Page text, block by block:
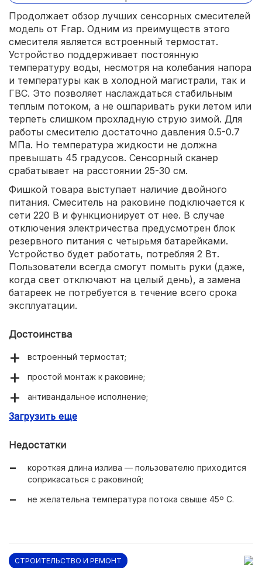
Продолжает обзор лучших сенсорных смесителей
модель от Frap. Одним из преимуществ этого
смесителя является встроенный термостат.
Устройство поддерживает постоянную
температуру воды, несмотря на колебания напора
и температуры как в холодной магистрали, так и
ГВС. Это позволяет наслаждаться стабильным
теплым потоком, а не ошпаривать руки летом или
терпеть слишком прохладную струю зимой. Для
работы смесителю достаточно давления 0.5-0.7
МПа. Но температура жидкости не должна
превышать 45 градусов. Сенсорный сканер
срабатывает на расстоянии 25-30 см.
Фишкой товара выступает наличие двойного
питания. Смеситель на раковине подключается к
сети 220 В и функционирует от нее. В случае
отключения электричества предусмотрен блок
резервного питания с четырьмя батарейками.
Устройство будет работать, потребляя 2 Вт.
Пользователи всегда смогут помыть руки (даже,
когда свет отключают на целый день), а замена
батареек не потребуется в течение всего срока
эксплуатации.
Достоинства
встроенный термостат;
простой монтаж к раковине;
антивандальное исполнение;
двойное питание.
Загрузить еще
Недостатки
короткая длина излива — пользователю приходится
соприкасаться с раковиной;
не желательна температура потока свыше 45º С.
СТРОИТЕЛЬСТВО И РЕМОНТ